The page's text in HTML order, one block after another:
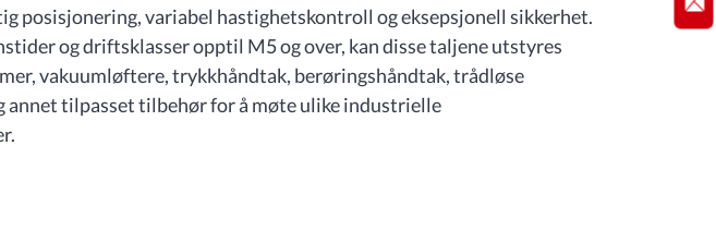
posisjonering, variabel hastighetskontroll og eksepsjonell sikkerhet.
og driftsklasser opptil M5 og over, kan disse taljene utstyres
vakuumløftere, trykkhåndtak, berøringshåndtak, trådløse
tilpasset tilbehør for å møte ulike industrielle